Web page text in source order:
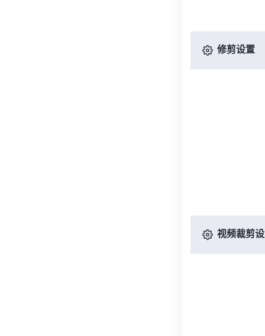
修剪设置
视频裁剪